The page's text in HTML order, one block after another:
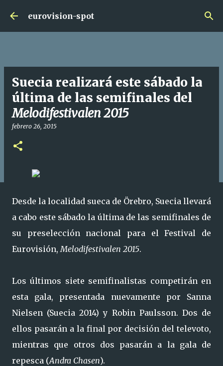
Ir al contenido principal
eurovision-spot
Suecia realizará este sábado la
última de las semifinales del
Melodifestivalen 2015
febrero 26, 2015
Desde la localidad sueca de Örebro, Suecia llevará
a cabo este sábado la última de las semifinales de
su preselección nacional para el Festival de
Eurovisión,Melodifestivalen 2015.
Los últimos siete semifinalistas competirán en
esta gala, presentada nuevamente por Sanna
Nielsen (Suecia 2014) y Robin Paulsson. Dos de
ellos pasarán a la final por decisión del televoto,
mientras que otros dos pasarán a la gala de
repesca (Andra Chasen).